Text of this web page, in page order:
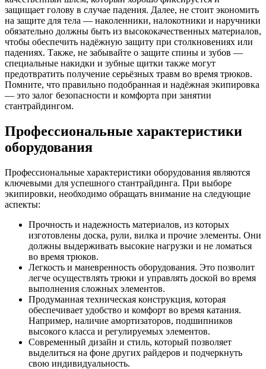
защищает голову в случае падения. Далее, не стоит экономить
на защите для тела — наколенники, налокотники и наручники
обязательно должны быть из высококачественных материалов,
чтобы обеспечить надёжную защиту при столкновениях или
падениях. Также, не забывайте о защите спины и зубов —
специальные накидки и зубные щитки также могут
предотвратить получение серьёзных травм во время трюков.
Помните, что правильно подобранная и надёжная экипировка
— это залог безопасности и комфорта при занятии
стантрайдингом.
Профессиональные характеристики
оборудования
Профессиональные характеристики оборудования являются
ключевыми для успешного стантрайдинга. При выборе
экипировки, необходимо обращать внимание на следующие
аспекты:
Прочность и надежность материалов, из которых
изготовлены доска, рули, вилка и прочие элементы. Они
должны выдерживать высокие нагрузки и не ломаться
во время трюков.
Легкость и маневренность оборудования. Это позволит
легче осуществлять трюки и управлять доской во время
выполнения сложных элементов.
Продуманная техническая конструкция, которая
обеспечивает удобство и комфорт во время катания.
Например, наличие амортизаторов, подшипников
высокого класса и регулируемых элементов.
Современный дизайн и стиль, который позволяет
выделиться на фоне других райдеров и подчеркнуть
свою индивидуальность.